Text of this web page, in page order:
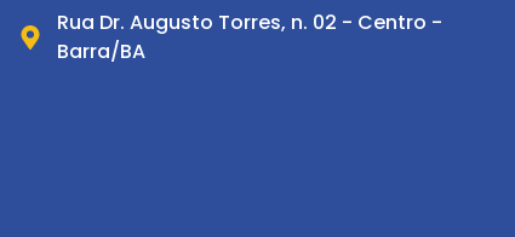
Rua Dr. Augusto Torres, n. 02 - Centro -
Barra/BA